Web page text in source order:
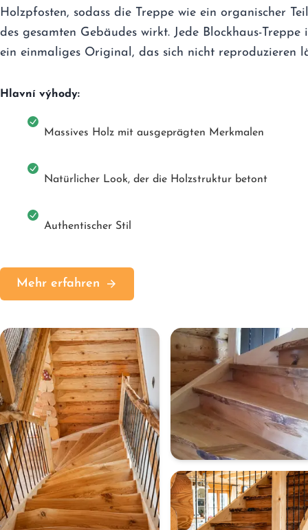
Holzpfosten, sodass die Treppe wie ein organischer Teil
des gesamten Gebäudes wirkt. Jede Blockhaus-Treppe
ein einmaliges Original, das sich nicht reproduzieren
Hlavní výhody:
Massives Holz mit ausgeprägten Merkmalen
Natürlicher Look, der die Holzstruktur betont
Authentischer Stil
Mehr erfahren